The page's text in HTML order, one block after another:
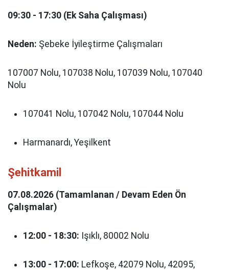
09:30 - 17:30 (Ek Saha Çalışması)
Neden: Şebeke İyileştirme Çalışmaları
107007 Nolu, 107038 Nolu, 107039 Nolu, 107040
Nolu
107041 Nolu, 107042 Nolu, 107044 Nolu
Harmanardı, Yeşilkent
Şehitkamil
07.08.2026 (Tamamlanan / Devam Eden Ön
Çalışmalar)
12:00 - 18:30: Işıklı, 80002 Nolu
13:00 - 17:00: Lefkoşe, 42079 Nolu, 42095,